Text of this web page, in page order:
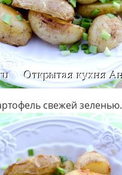
свежей зеленью.